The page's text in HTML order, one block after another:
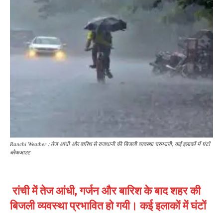
Ranchi Weather : तेज आंधी और बारिश से राजधानी की बिजली व्यवस्था चरमरायी, कई इलाकों में घंटों
ब्लैकआउट
रांची में तेज आंधी, गर्जन और बारिश के बाद शहर की
बिजली व्यवस्था प्रभावित हो गयी। कई इलाकों में घंटों